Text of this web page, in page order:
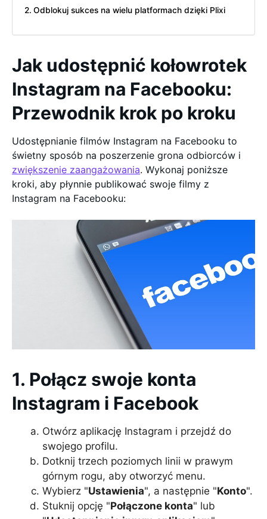
Odblokuj sukces na wielu platformach dzięki Plixi
Jak udostępnić kołowrotek
Instagram na Facebooku:
Przewodnik krok po kroku
Udostępnianie filmów Instagram na Facebooku to
świetny sposób na poszerzenie grona odbiorców i
zwiększenie zaangażowania. Wykonaj poniższe
kroki, aby płynnie publikować swoje filmy z
Instagram na Facebooku:
1. Połącz swoje konta
Instagram i Facebook
Otwórz aplikację Instagram i przejdź do
swojego profilu.
Dotknij trzech poziomych linii w prawym
górnym rogu, aby otworzyć menu.
Wybierz "Ustawienia", a następnie "Konto".
Stuknij opcję "Połączone konta" lub